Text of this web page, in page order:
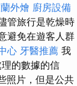
外燴 廚房設備
管旅行是乾燥時
避免在遊客人群
心 牙醫推薦 我
的數據的信
照片，但是公共